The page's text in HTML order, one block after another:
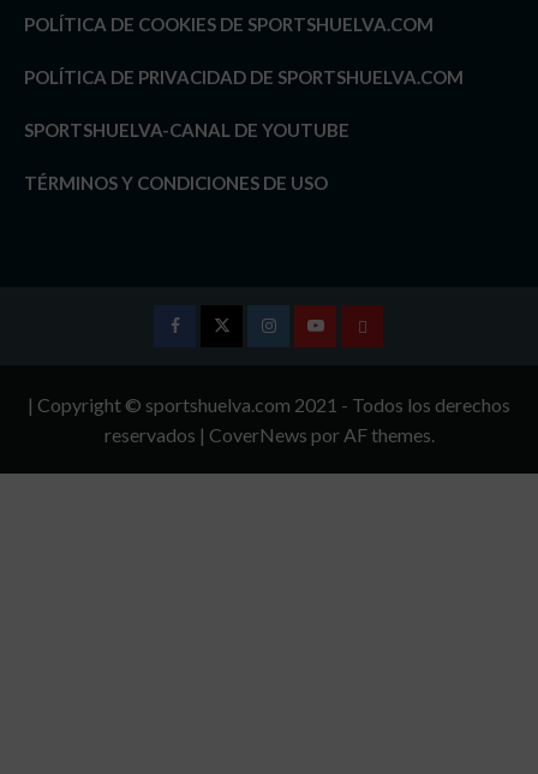
POLÍTICA DE COOKIES DE SPORTSHUELVA.COM
POLÍTICA DE PRIVACIDAD DE SPORTSHUELVA.COM
SPORTSHUELVA-CANAL DE YOUTUBE
TÉRMINOS Y CONDICIONES DE USO
InstagramYoutubeTÉRMINOS
CONDICIONES
| Copyright © sportshuelva.com 2021 - Todos los derechos
reservados | CoverNews por AF themes.